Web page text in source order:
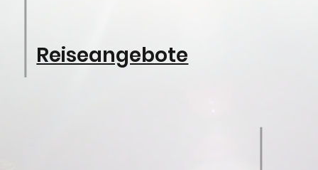
Reiseangebote